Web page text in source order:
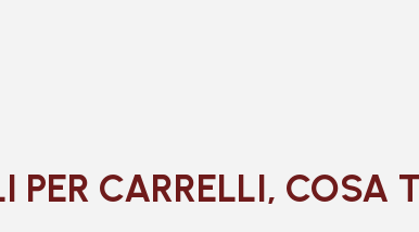
PER CARRELLI, COSA